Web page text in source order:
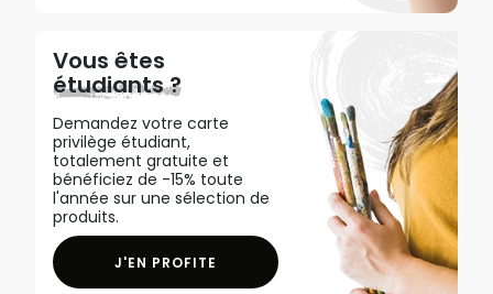
Vous êtes
étudiants ?
Demandez votre carte
privilège étudiant,
totalement gratuite et
bénéficiez de -15% toute
l'année sur une sélection de
produits.
J'EN PROFITE